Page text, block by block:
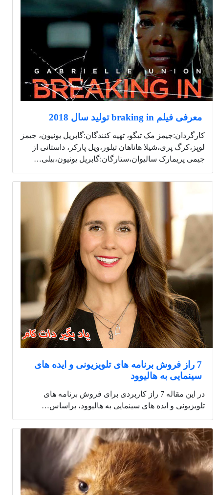
معرفی فیلم braking in تولید سال 2018
کارگردان:جیمز مک تیگو، تهیه کنندگان:گابریل یونیون، جیمز
لوپز،کرگ پری،شیلا هاناهان تیلور،ویل پارکر، داستانی از
جیمی پریمارک سالیوان،ستارگان:گابریل یونیون،بیلی…
7 راز فروش برنامه های تلویزیونی و ایده های
سینمایی به هالیوود
در این مقاله 7 راز کاربردی برای فروش برنامه های
تلویزیونی و ایده های سینمایی به هالیوود، براساس…